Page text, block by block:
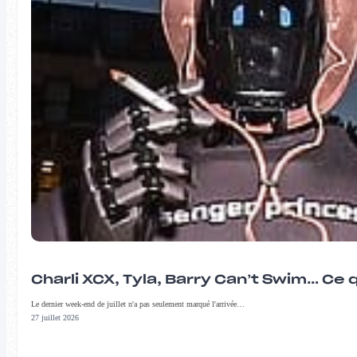
Charli XCX, Tyla, Barry Can’t Swim…
Le dernier week-end de juillet n'a pas seulement marqué l'arrivée…
27 juillet 2026